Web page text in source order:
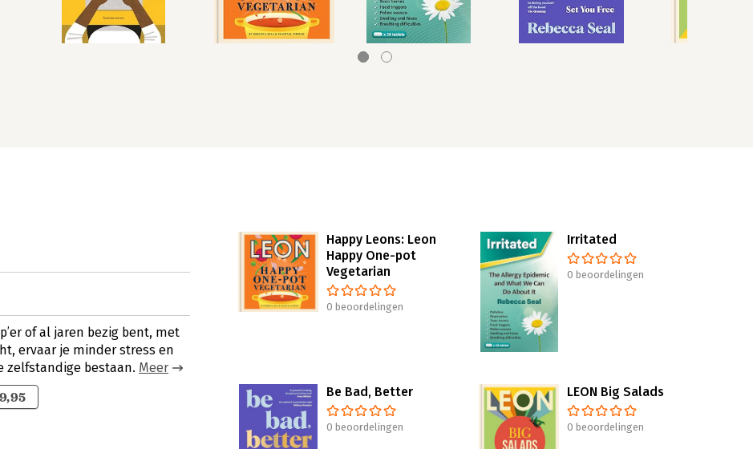
of al jaren bezig bent, met
ervaar je minder stress en
zelfstandige bestaan. Meer
Happy Leons: Leon
Happy One-pot
Vegetarian
0 beoordelingen
Irritated
0 beoordelingen
Be Bad, Better
0 beoordelingen
LEON Big Salads
0 beoordelingen